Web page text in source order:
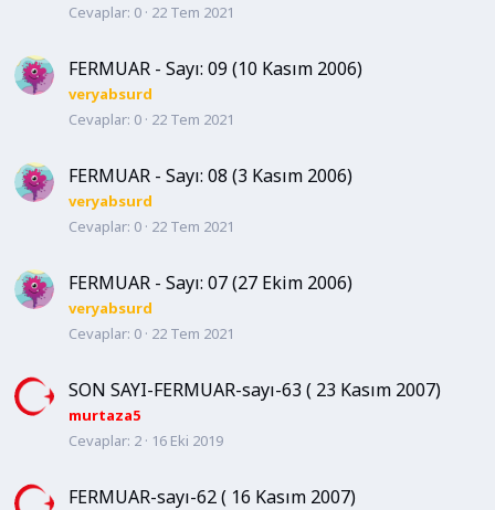
Cevaplar 0 22 Tem 2021
FERMUAR - Sayı: 09 (10 Kasım 2006)
veryabsurd
Cevaplar 0 22 Tem 2021
FERMUAR - Sayı: 08 (3 Kasım 2006)
veryabsurd
Cevaplar 0 22 Tem 2021
FERMUAR - Sayı: 07 (27 Ekim 2006)
veryabsurd
Cevaplar 0 22 Tem 2021
SON SAYI-FERMUAR-sayı-63 ( 23 Kasım 2007)
murtaza5
Cevaplar 2 16 Eki 2019
FERMUAR-sayı-62 ( 16 Kasım 2007)